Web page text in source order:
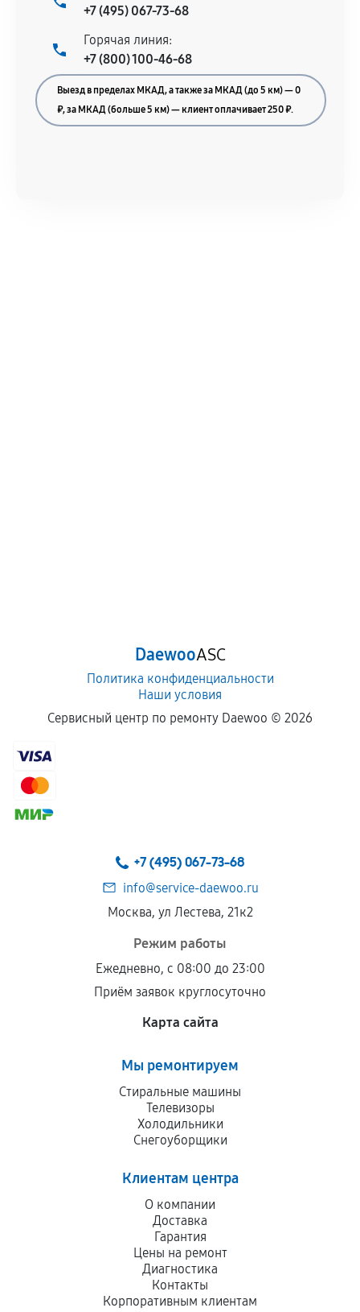
+7 (495) 067-73-68
Горячая линия:
+7 (800) 100-46-68
Выезд в пределах МКАД, а также за МКАД (до 5 км) — 0
₽, за МКАД (больше 5 км) — клиент оплачивает 250 ₽.
DaewooASC
Политика конфиденциальности
Наши условия
Сервисный центр по ремонту Daewoo © 2026
+7 (495) 067-73-68
info@service-daewoo.ru
Москва, ул Лестева, 21к2
Режим работы
Ежедневно, с 08:00 до 23:00
Приём заявок круглосуточно
Карта сайта
Мы ремонтируем
Стиральные машины
Телевизоры
Холодильники
Снегоуборщики
Клиентам центра
О компании
Доставка
Гарантия
Цены на ремонт
Диагностика
Контакты
Корпоративным клиентам